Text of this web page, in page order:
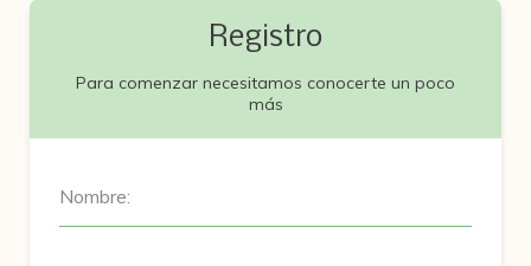
Registro
Para comenzar necesitamos conocerte un poco
más
Nombre: